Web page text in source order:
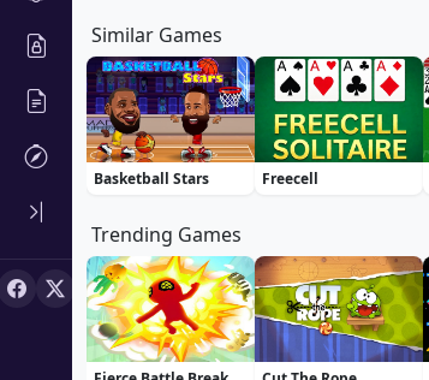
Similar Games
Basketball Stars Freecell
Trending Games